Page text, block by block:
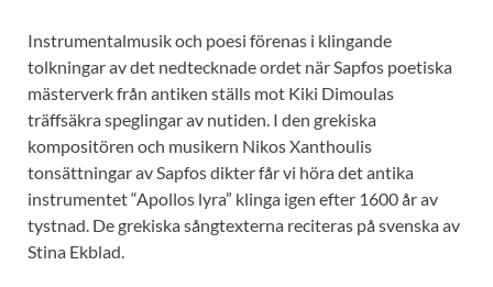
Instrumentalmusik och poesi förenas i klingande
tolkningar av det nedtecknade ordet när Sapfos poetiska
mästerverk från antiken ställs mot Kiki Dimoulas
träffsäkra speglingar av nutiden. I den grekiska
kompositören och musikern Nikos Xanthoulis
tonsättningar av Sapfos dikter får vi höra det antika
instrumentet “Apollos lyra” klinga igen efter 1600 år av
tystnad. De grekiska sångtexterna reciteras på svenska av
Stina Ekblad.